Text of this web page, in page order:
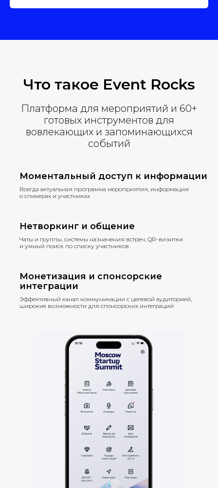
Что такое Event Rocks
Платформа для мероприятий и 60+
готовых инструментов для
вовлекающих и запоминающихся
событий
Моментальный доступ к информации
Всегда актуальная программа мероприятия, информация
о спикерах и участниках
Нетворкинг и общение
Чаты и группы, системы назначения встреч, QR-визитки
и умный поиск по списку участников
Монетизация и спонсорские
интеграции
Эффективный канал коммуникации с целевой аудиторией,
широкие возможности для спонсорских интеграций